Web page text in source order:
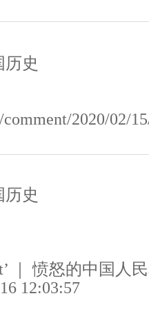
史
2020/02/
史
｜ 愤怒的中国人
12:03:57